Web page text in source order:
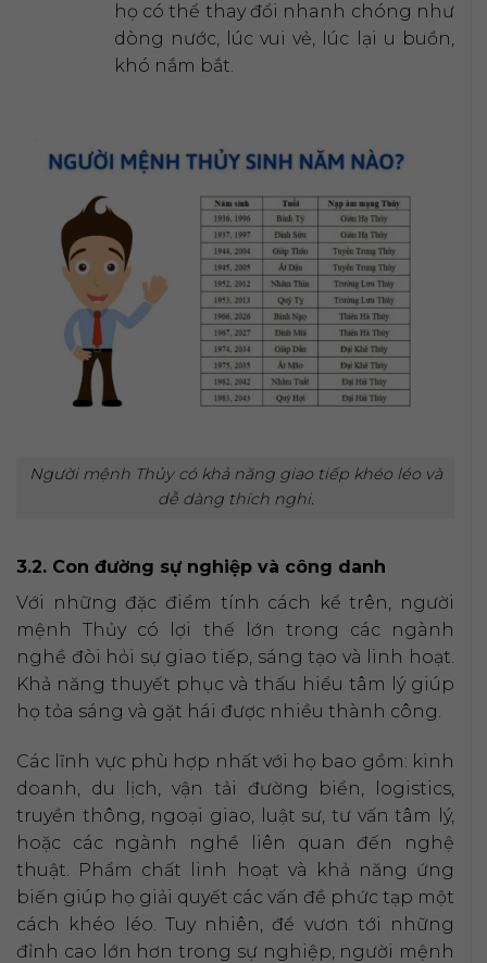
họ có thể thay đổi nhanh chóng như
dòng nước, lúc vui vẻ, lúc lại u buồn,
khó nắm bắt.
Người mệnh Thủy có khả năng giao tiếp khéo léo và
dễ dàng thích nghi.
3.2. Con đường sự nghiệp và công danh
Với những đặc điểm tính cách kể trên, người
mệnh Thủy có lợi thế lớn trong các ngành
nghề đòi hỏi sự giao tiếp, sáng tạo và linh hoạt.
Khả năng thuyết phục và thấu hiểu tâm lý giúp
họ tỏa sáng và gặt hái được nhiều thành công.
Các lĩnh vực phù hợp nhất với họ bao gồm: kinh
doanh, du lịch, vận tải đường biển, logistics,
truyền thông, ngoại giao, luật sư, tư vấn tâm lý,
hoặc các ngành nghề liên quan đến nghệ
thuật. Phẩm chất linh hoạt và khả năng ứng
biến giúp họ giải quyết các vấn đề phức tạp một
cách khéo léo. Tuy nhiên, để vươn tới những
đỉnh cao lớn hơn trong sự nghiệp, người mệnh